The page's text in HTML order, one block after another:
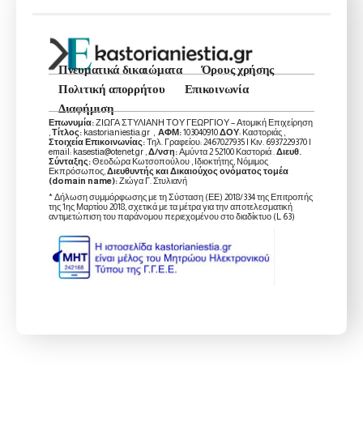
Πνευματικά δικαιώματα
Όρους χρήσης
Πολιτική απορρήτου
Επικοινωνία
Διαφήμιση
Επωνυμία:ΖΙΩΓΑ ΣΤΥΛΙΑΝΗ ΤΟΥ ΓΕΩΡΓΙΟΥ – Ατομική Επιχείρηση
Τίτλος: kastorianiestia.gr , ΑΦΜ:103040910ΔΟΥ: Καστοριάς ,
Στοιχεία Επικοινωνίας:Τηλ. Γραφείου: 2467027935 | Κιν. 6937229370 |
email: kasestia@otenet.gr , Δ/νση:Αμύντα 2 52100 Καστοριά . Διευθ.
Σύνταξης:Θεοδώρα Κωτσοπούλου , Ιδιοκτήτης, Νόμιμος
Εκπρόσωπος, Διευθυντής και Δικαιούχος ονόματος τομέα
(domain name):Ζιώγα Γ. Στυλιανή
* Δήλωση συμμόρφωσης με τη Σύσταση (ΕΕ) 2018/334 της Επιτροπής
της 1ης Μαρτίου 2018, σχετικά με τα μέτρα για την αποτελεσματική
αντιμετώπιση του παράνομου περιεχομένου στο διαδίκτυο (L 63)